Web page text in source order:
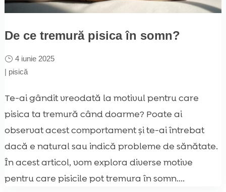
De ce tremură pisica în somn?
4 iunie 2025
| pisică
Te-ai gândit vreodată la motivul pentru care
pisica ta tremură când doarme? Poate ai
observat acest comportament și te-ai întrebat
dacă e natural sau indică probleme de sănătate.
În acest articol, vom explora diverse motive
pentru care pisicile pot tremura în somn....